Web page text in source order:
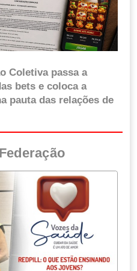
Coletiva passa a
bets e coloca a
pauta das relações de